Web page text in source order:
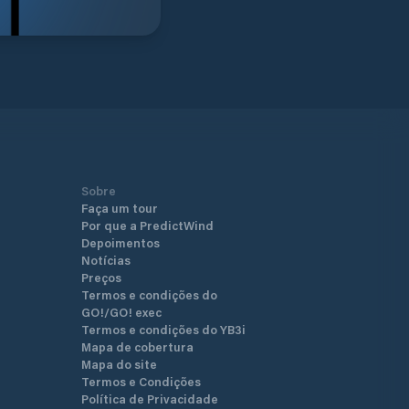
Sobre
Faça um tour
Por que a PredictWind
Depoimentos
Notícias
Preços
Termos e condições do
GO!/GO! exec
Termos e condições do YB3i
Mapa de cobertura
Mapa do site
Termos e Condições
Política de Privacidade